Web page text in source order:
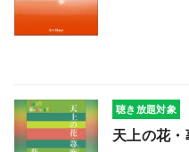
聴き放題対象
天上の花・